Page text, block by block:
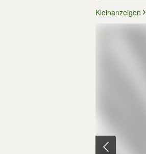
Kleinanzeigen